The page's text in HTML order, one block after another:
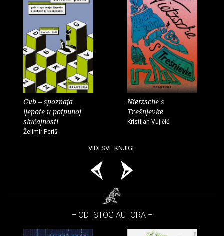
Gvb – spoznaja
ljepote u potpunoj
slučajnosti
Želimir Periš
Nietzsche s
Trešnjevke
Kristijan Vujičić
VIDI SVE KNJIGE
– OD ISTOG AUTORA –